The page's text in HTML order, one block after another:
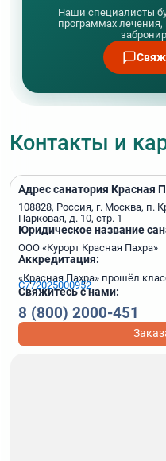
Наши специалисты
программах
Контакты и
Адрес санатория Красная
108828, Россия, г. Москва, п.
Парковая, д. 10, стр. 1
Юридическое название
ООО «Курорт Красная Пахра»
Аккредитация:
«Красная Пахра» прошёл
С772025000952
Свяжитесь с нами:
8 (800) 2000-451